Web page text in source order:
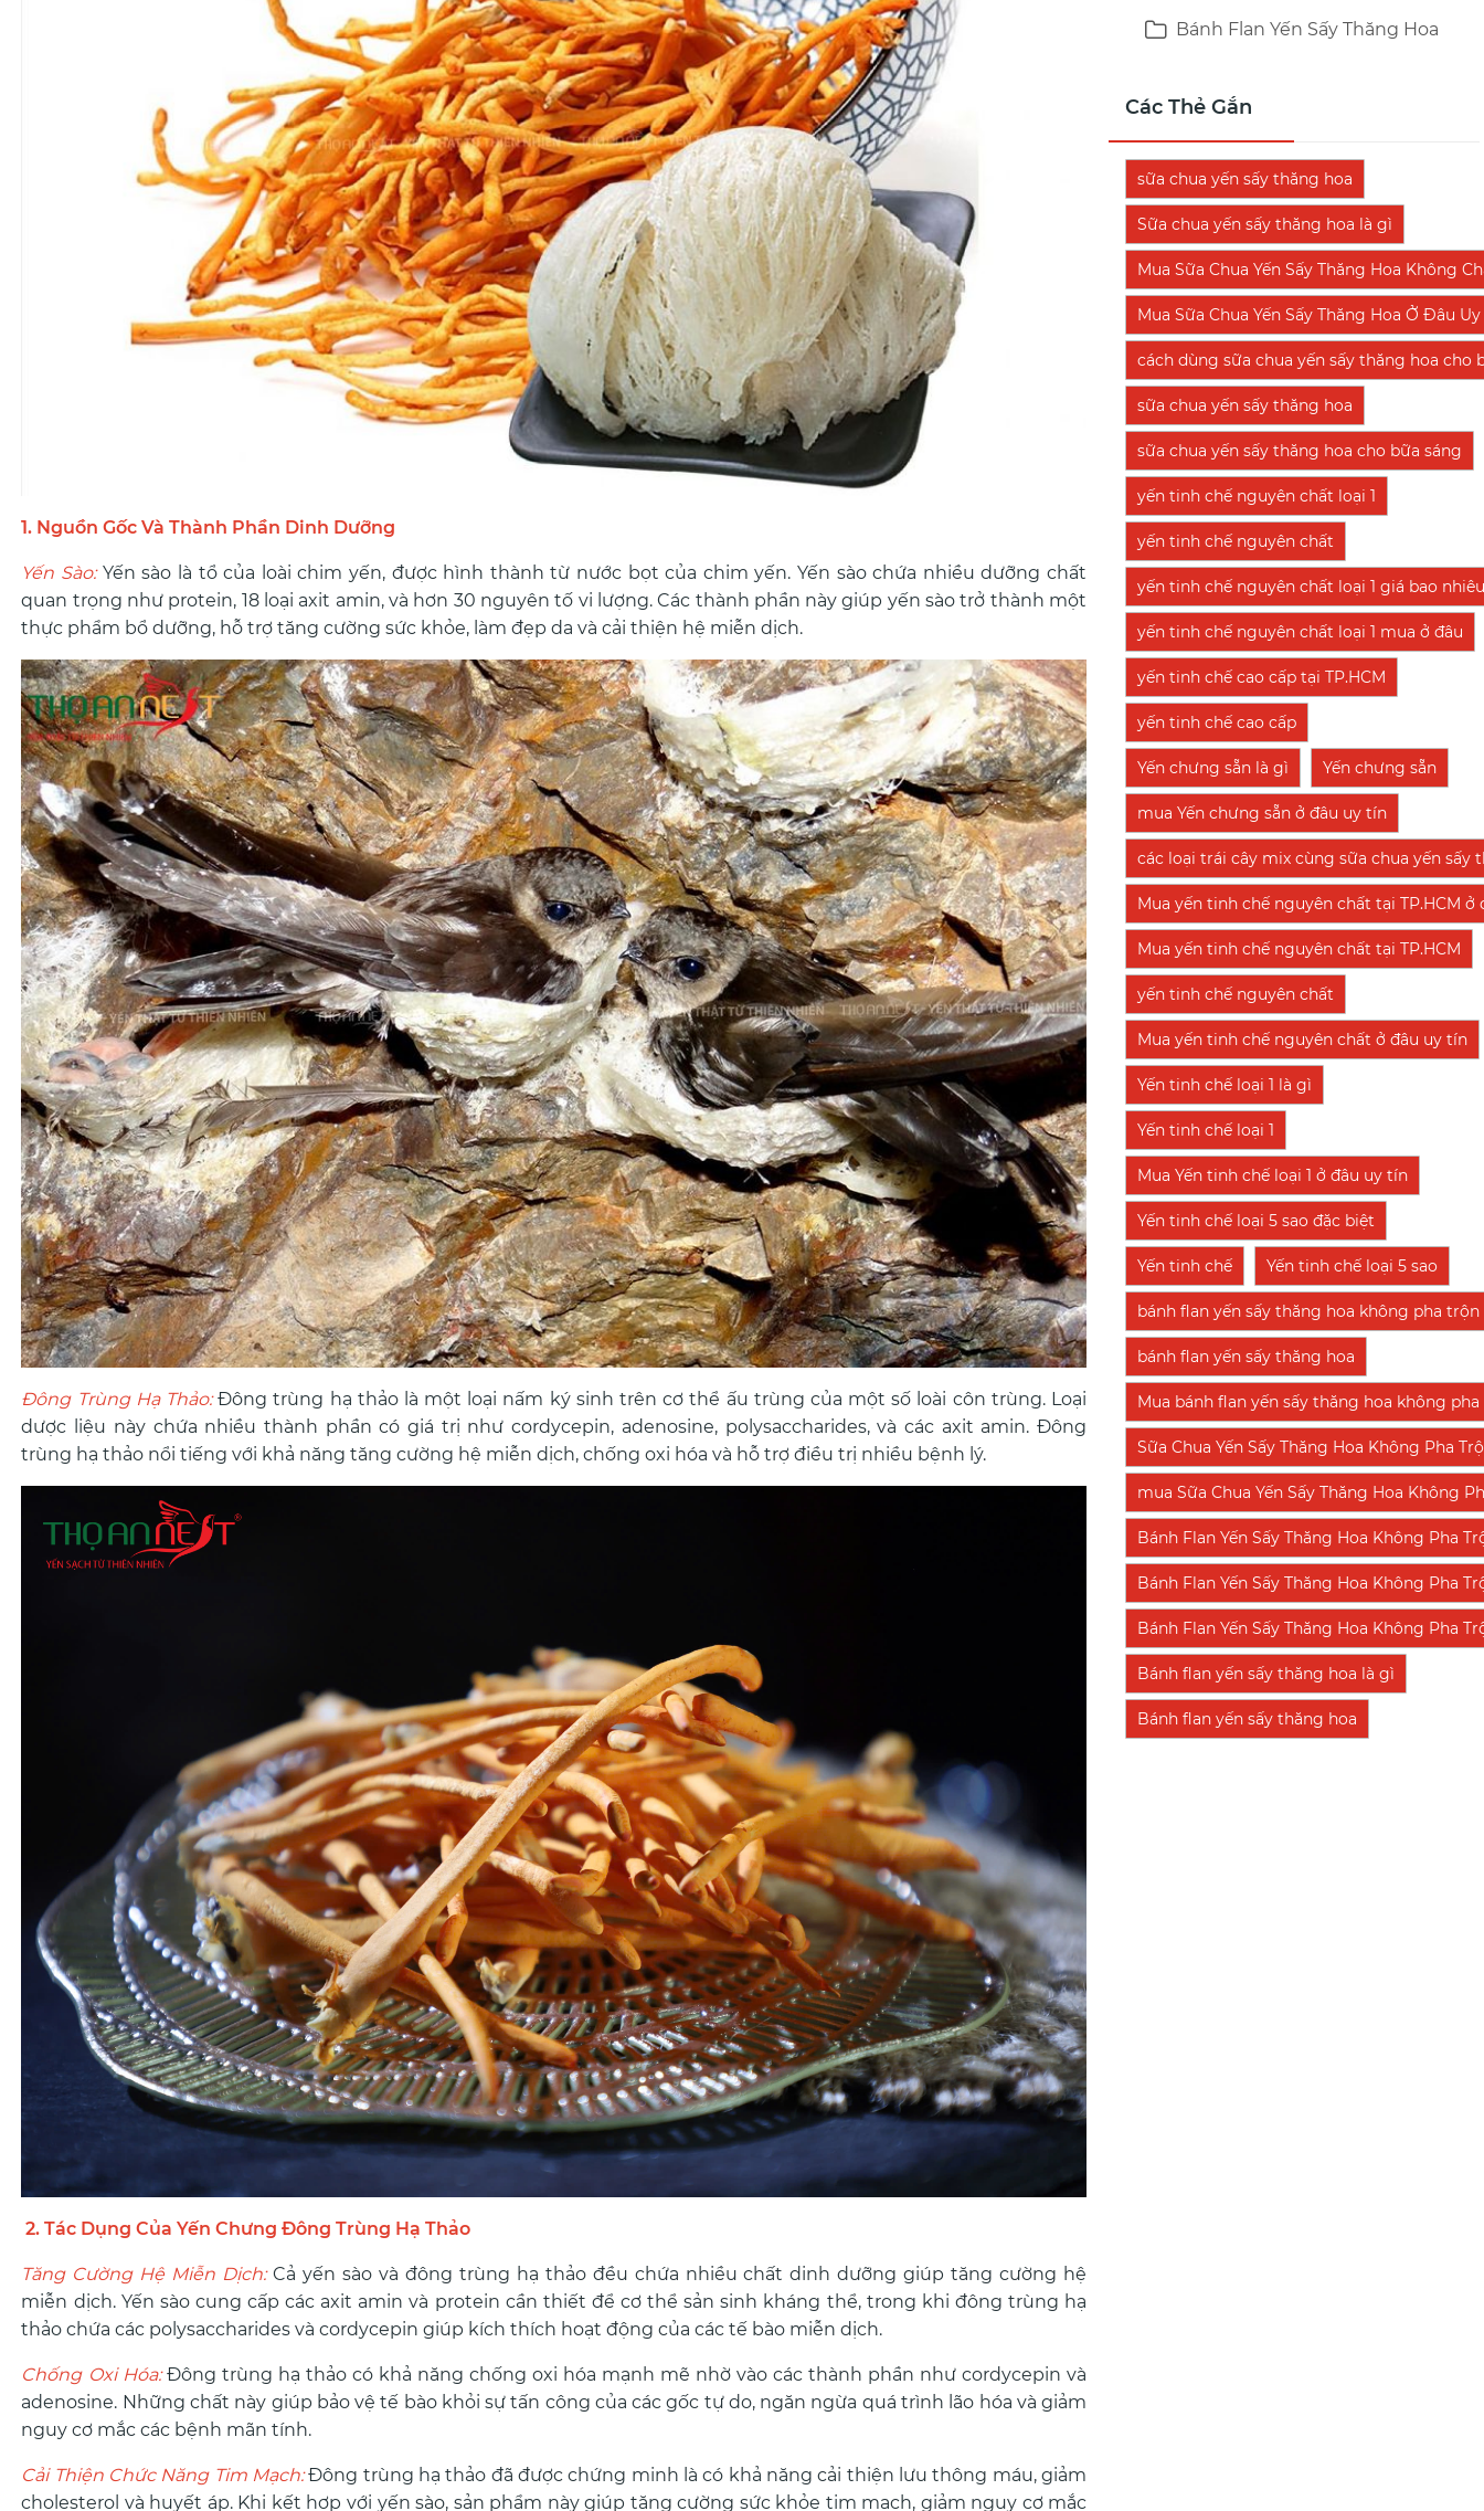
1. Nguồn Gốc Và Thành Phần Dinh Dưỡng
Yến Sào:Yến sào là tổ của loài chim yến, được hình thành từ nước bọt của chim yến. Yến sào chứa nhiều dưỡng chất
quan trọng như protein, 18 loại axit amin, và hơn 30 nguyên tố vi lượng. Các thành phần này giúp yến sào trở thành một
thực phẩm bổ dưỡng, hỗ trợ tăng cường sức khỏe, làm đẹp da và cải thiện hệ miễn dịch.
Đông Trùng Hạ Thảo:Đông trùng hạ thảo là một loại nấm ký sinh trên cơ thể ấu trùng của một số loài côn trùng. Loại
dược liệu này chứa nhiều thành phần có giá trị như cordycepin, adenosine, polysaccharides, và các axit amin. Đông
trùng hạ thảo nổi tiếng với khả năng tăng cường hệ miễn dịch, chống oxi hóa và hỗ trợ điều trị nhiều bệnh lý.
2. Tác Dụng Của Yến Chưng Đông Trùng Hạ Thảo
Tăng Cường Hệ Miễn Dịch: Cả yến sào và đông trùng hạ thảo đều chứa nhiều chất dinh dưỡng giúp tăng cường hệ
miễn dịch. Yến sào cung cấp các axit amin và protein cần thiết để cơ thể sản sinh kháng thể, trong khi đông trùng hạ
thảo chứa các polysaccharides và cordycepin giúp kích thích hoạt động của các tế bào miễn dịch.
Chống Oxi Hóa:Đông trùng hạ thảo có khả năng chống oxi hóa mạnh mẽ nhờ vào các thành phần như cordycepin và
adenosine. Những chất này giúp bảo vệ tế bào khỏi sự tấn công của các gốc tự do, ngăn ngừa quá trình lão hóa và giảm
nguy cơ mắc các bệnh mãn tính.
Cải Thiện Chức Năng Tim Mạch:Đông trùng hạ thảo đã được chứng minh là có khả năng cải thiện lưu thông máu, giảm
cholesterol và huyết áp. Khi kết hợp với yến sào, sản phẩm này giúp tăng cường sức khỏe tim mạch, giảm nguy cơ mắc
Bánh Flan Yến Sấy Thăng Hoa
Các Thẻ Gắn
sữa chua yến sấy thăng hoa
Sữa chua yến sấy thăng hoa là gì
Mua Sữa Chua Yến Sấy Thăng Hoa Không
Mua Sữa Chua Yến Sấy Thăng Hoa Ở Đâu Uy
cách dùng sữa chua yến sấy thăng hoa cho
sữa chua yến sấy thăng hoa
sữa chua yến sấy thăng hoa cho bữa sáng
yến tinh chế nguyên chất loại 1
yến tinh chế nguyên chất
yến tinh chế nguyên chất loại 1 giá bao nhiêu
yến tinh chế nguyên chất loại 1 mua ở đâu
yến tinh chế cao cấp tại TP.HCM
yến tinh chế cao cấp
Yến chưng sẵn là gì Yến chưng sẵn
mua Yến chưng sẵn ở đâu uy tín
các loại trái cây mix cùng sữa chua yến sấy
Mua yến tinh chế nguyên chất tại TP.HCM ở
Mua yến tinh chế nguyên chất tại TP.HCM
yến tinh chế nguyên chất
Mua yến tinh chế nguyên chất ở đâu uy tín
Yến tinh chế loại 1 là gì
Yến tinh chế loại 1
Mua Yến tinh chế loại 1 ở đâu uy tín
Yến tinh chế loại 5 sao đặc biệt
Yến tinh chế Yến tinh chế loại 5 sao
bánh flan yến sấy thăng hoa không pha trộn
bánh flan yến sấy thăng hoa
Mua bánh flan yến sấy thăng hoa không
Sữa Chua Yến Sấy Thăng Hoa Không Pha
mua Sữa Chua Yến Sấy Thăng Hoa Không
Bánh Flan Yến Sấy Thăng Hoa Không Pha
Bánh Flan Yến Sấy Thăng Hoa Không Pha
Bánh Flan Yến Sấy Thăng Hoa Không Pha
Bánh flan yến sấy thăng hoa là gì
Bánh flan yến sấy thăng hoa